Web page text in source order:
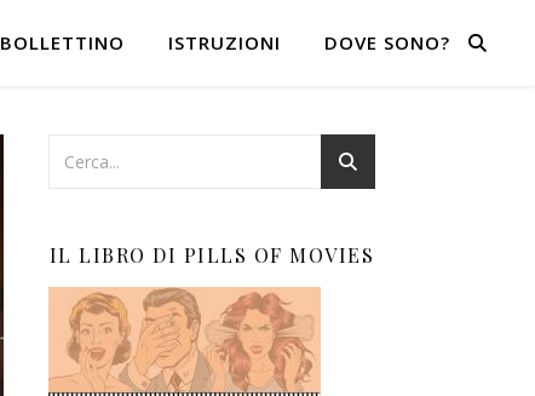
BOLLETTINO ISTRUZIONI DOVE SONO?
IL LIBRO DI PILLS OF MOVIES